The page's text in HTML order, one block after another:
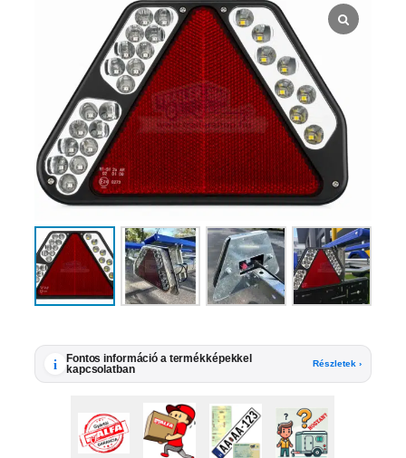
i
Fontos információ a termékképekkel
kapcsolatban
Részletek ›